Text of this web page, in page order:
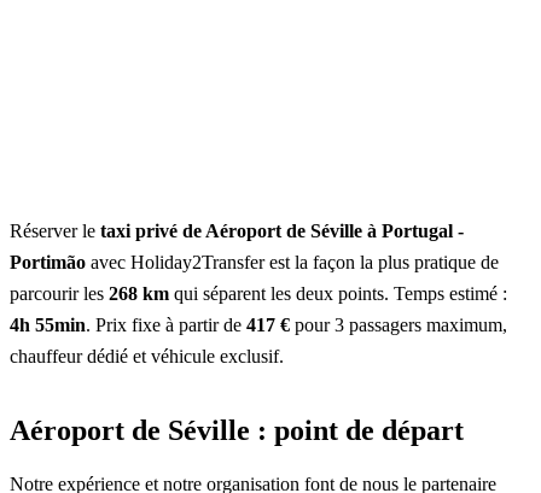
Réserver le taxi privé de Aéroport de Séville à Portugal -
Portimão avec Holiday2Transfer est la façon la plus pratique de
parcourir les 268 km qui séparent les deux points. Temps estimé :
4h 55min. Prix fixe à partir de 417 € pour 3 passagers maximum,
chauffeur dédié et véhicule exclusif.
Aéroport de Séville : point de départ
Notre expérience et notre organisation font de nous le partenaire